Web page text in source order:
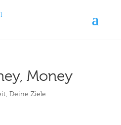
Money
Deine Ziele